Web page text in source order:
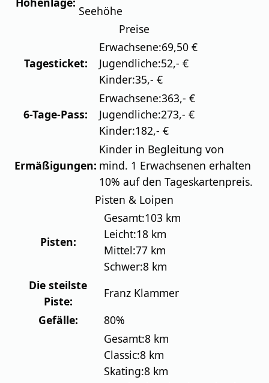
Seehöhe
Preise
Tagesticket:
Erwachsene:69,50 €
Jugendliche:52,- €
Kinder:35,- €
6-Tage-Pass:
Erwachsene:363,- €
Jugendliche:273,- €
Kinder:182,- €
Ermäßigungen:
Kinder in Begleitung von
mind. 1 Erwachsenen erhalten
10% auf den Tageskartenpreis.
Pisten & Loipen
Pisten:
Gesamt:103 km
Leicht:18 km
Mittel:77 km
Schwer:8 km
Die steilste
Piste:
Franz Klammer
Gefälle:
80%
Gesamt:8 km
Classic:8 km
Skating:8 km